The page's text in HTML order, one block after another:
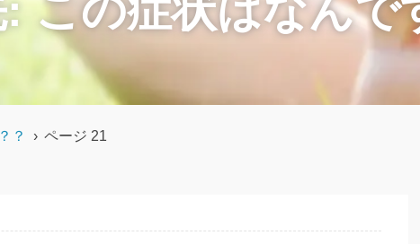
この症状はなんで
？ › ページ 21